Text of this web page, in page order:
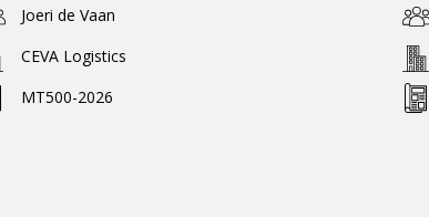
Joeri de Vaan
CEVA Logistics
MT500-2026